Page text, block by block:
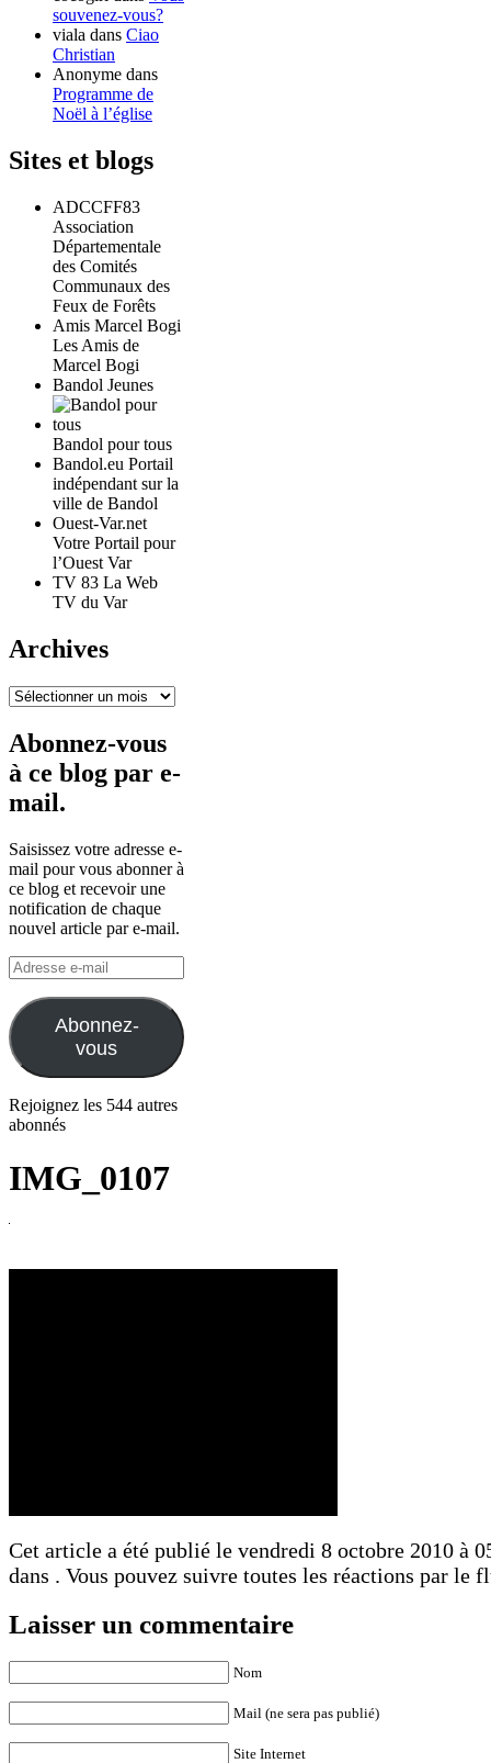
souvenez-vous?
viala dans Ciao
Christian
Anonyme dans
Programme de
Noël à l’église
Sites et blogs
ADCCFF83
Association
Départementale
des Comités
Communaux des
Feux de Forêts
Amis Marcel Bogi
Les Amis de
Marcel Bogi
Bandol Jeunes
Bandol pour tous
Bandol.eu Portail
indépendant sur la
ville de Bandol
Ouest-Var.net
Votre Portail pour
l’Ouest Var
TV 83 La Web
TV du Var
Archives
Archives
Abonnez-vous
à ce blog par e-
mail.
Saisissez votre adresse e-
mail pour vous abonner à
ce blog et recevoir une
notification de chaque
nouvel article par e-mail.
Adresse
e-
mail
Abonnez-
vous
Rejoignez les 544 autres
abonnés
IMG_0107
Cet article a été publié le vendredi 8 octobre 2010 à
dans . Vous pouvez suivre toutes les réactions par le
Laisser un commentaire
Nom
Mail (ne sera pas publié)
Site Internet